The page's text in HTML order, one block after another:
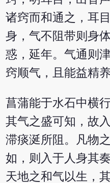
诸窍而和通之，耳
身，气不阻带则身
惑，延年。气通则
窍顺气，且能益精养
菖蒲能于水石中横
其气之盛可知，故
滞痰涎所阻。凡物
如，则入于人身其
天地之和气以生，